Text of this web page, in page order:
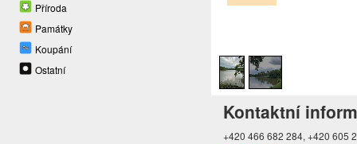
Příroda
Památky
Koupání
Ostatní
Kontaktní
+420 466 682 284, +420 605